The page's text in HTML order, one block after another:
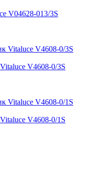
V04628-013/3S
V4608-0/3S
V4608-0/1S